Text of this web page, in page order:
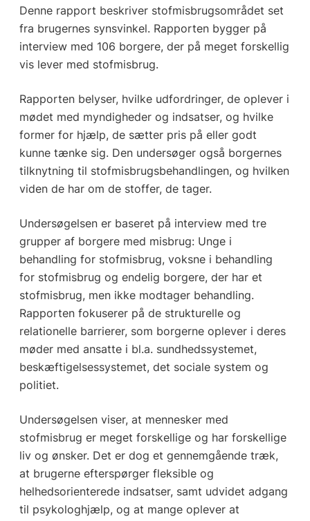
Denne rapport beskriver stofmisbrugsområdet set
fra brugernes synsvinkel. Rapporten bygger på
interview med 106 borgere, der på meget forskellig
vis lever med stofmisbrug.
Rapporten belyser, hvilke udfordringer, de oplever i
mødet med myndigheder og indsatser, og hvilke
former for hjælp, de sætter pris på eller godt
kunne tænke sig. Den undersøger også borgernes
tilknytning til stofmisbrugsbehandlingen, og hvilken
viden de har om de stoffer, de tager.
Undersøgelsen er baseret på interview med tre
grupper af borgere med misbrug: Unge i
behandling for stofmisbrug, voksne i behandling
for stofmisbrug og endelig borgere, der har et
stofmisbrug, men ikke modtager behandling.
Rapporten fokuserer på de strukturelle og
relationelle barrierer, som borgerne oplever i deres
møder med ansatte i bl.a. sundhedssystemet,
beskæftigelsessystemet, det sociale system og
politiet.
Undersøgelsen viser, at mennesker med
stofmisbrug er meget forskellige og har forskellige
liv og ønsker. Det er dog et gennemgående træk,
at brugerne efterspørger fleksible og
helhedsorienterede indsatser, samt udvidet adgang
til psykologhjælp, og at mange oplever at